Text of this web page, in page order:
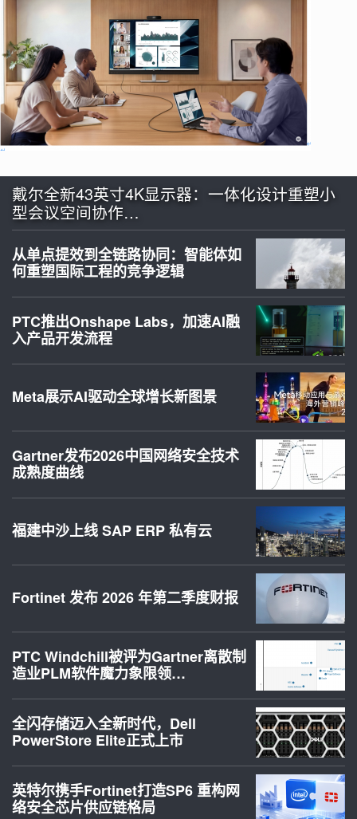
戴尔全新43英寸4K显示器：一体化设计重塑小
型会议空间协作…
从单点提效到全链路协同：智能体如
何重塑国际工程的竞争逻辑
PTC推出Onshape Labs，加速AI融
入产品开发流程
Meta展示AI驱动全球增长新图景
Gartner发布2026中国网络安全技术
成熟度曲线
福建中沙上线 SAP ERP 私有云
Fortinet 发布 2026 年第二季度财报
PTC Windchill被评为Gartner离散制
造业PLM软件魔力象限领…
全闪存储迈入全新时代，Dell
PowerStore Elite正式上市
英特尔携手Fortinet打造SP6 重构网
络安全芯片供应链格局